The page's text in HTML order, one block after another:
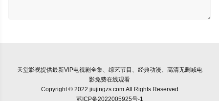
天堂影视提供最新VIP电视剧全集、综艺节目、经典动漫、高清无删减电
影免费在线观看
Copyright © 2022 jiujingzs.com All Rights Reserved
苏ICP备2022005925号-1